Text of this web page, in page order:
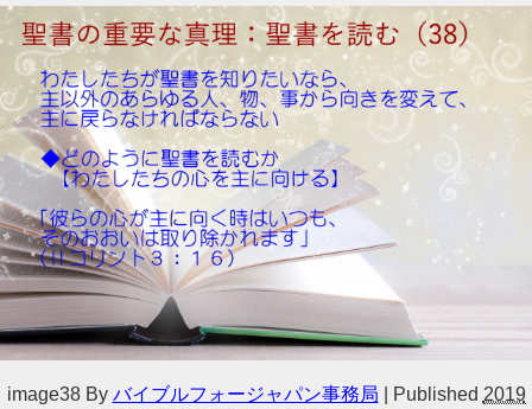
image38 By バイブルフォージャパン事務局 Published 2019